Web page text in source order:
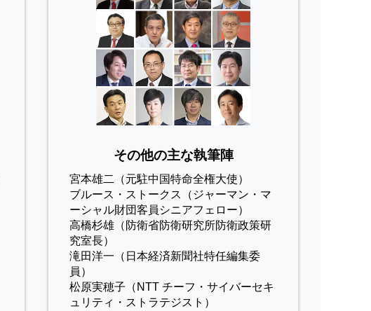
その他の主な執筆陣
宮本雄二（元駐中国特命全権大使）
ブルース・ストークス（ジャーマン・マ
ーシャル財団客員シニアフェロー）
高橋杉雄（防衛省防衛研究所防衛政策研
究室長）
滝田洋一（日本経済新聞社特任編集委
員）
松原実穂子（NTT チーフ・サイバーセキ
ュリティ・ストラテジスト）